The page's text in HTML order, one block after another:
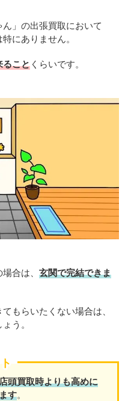
」の出張買取において
にありません。
ること くらいです。
合は、 玄関で完結できま
もらいたくない場合は、
う。
頭買取時よりも高めに
す。